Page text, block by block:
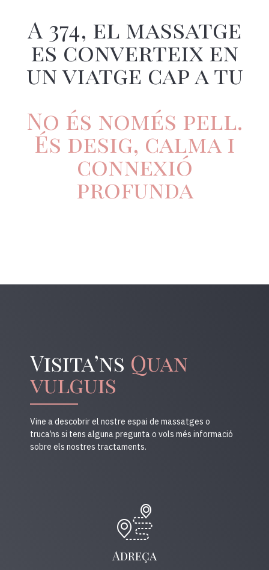
A 374, el massatge
es converteix en
un viatge cap a tu
No és només pell.
És desig, calma i
connexió
profunda
Visita’ns Quan
vulguis
Vine a descobrir el nostre espai de massatges o
truca’ns si tens alguna pregunta o vols més informació
sobre els nostres tractaments.
Adreça